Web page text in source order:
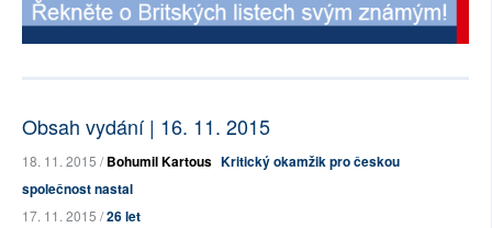
Obsah vydání | 16. 11. 2015
18. 11. 2015 /Bohumil Kartous Kritický okamžik pro českou
společnost nastal
17. 11. 2015 /26 let